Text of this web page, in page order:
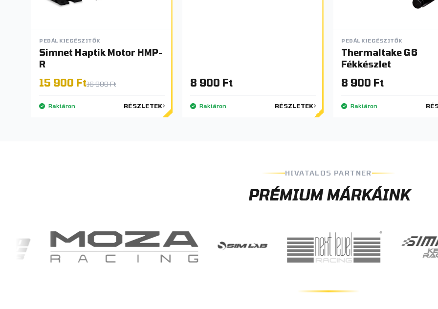
PEDÁL KIEGÉSZITŐK
Simnet Haptik Motor HMP-
R
15 900 Ft16 900 Ft
Raktáron RÉSZLETEK
8 900 Ft
Raktáron RÉSZLETEK
PEDÁL KIEGÉSZITŐK
Thermaltake G6
Fékkészlet
8 900 Ft
Raktáron
HIVATALOS PARTNER
PRÉMIUM MÁRKÁINK